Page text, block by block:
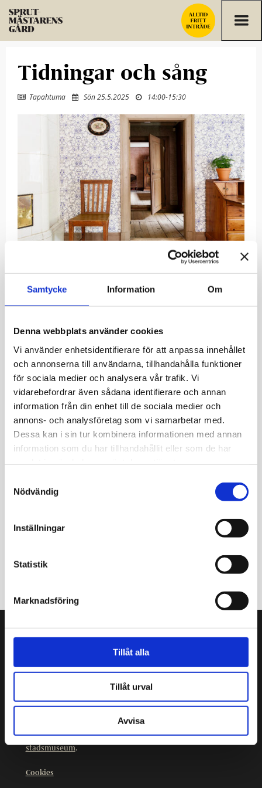
Samtycke Information Om
Denna webbplats använder cookies
Vi använder enhetsidentifierare för att anpassa innehållet
och annonserna till användarna, tillhandahålla funktioner
för sociala medier och analysera vår trafik. Vi
vidarebefordrar även sådana identifierare och annan
information från din enhet till de sociala medier och
annons- och analysföretag som vi samarbetar med.
Dessa kan i sin tur kombinera informationen med annan
information som du har tillhandahållit eller som de har
Nödvändig
Inställningar
Statistik
Marknadsföring
Tillåt alla
Tillåt urval
Avvisa
Tidningar och sång
 Tapahtuma  Sön 25.5.2025  14:00-15:30
I Sprutmästarens gård klingar nyheter och
folksånger från 1800-talet då sångaren
Laura
kakelugnen i gårdskammaren, och Reunanen och
Saloranta är på plats så länge elden brinner.
Saloranta läser utdrag ur tidningar från 1800-talet
och Reunanen sjunger folksånger om
tidningsartiklarnas teman. Publiken får sätta sig
ner på golvet vid kakelugnen och sjunga med.
Föreställningarna är på finska.
Bild: Maija Astikainen / Helsingfors stadsmuseum
 Publicerad:29.4.2025
00170 Helsingfors
Sprutmästarens gård är en del avHelsingfors
stadsmuseum.
Cookies